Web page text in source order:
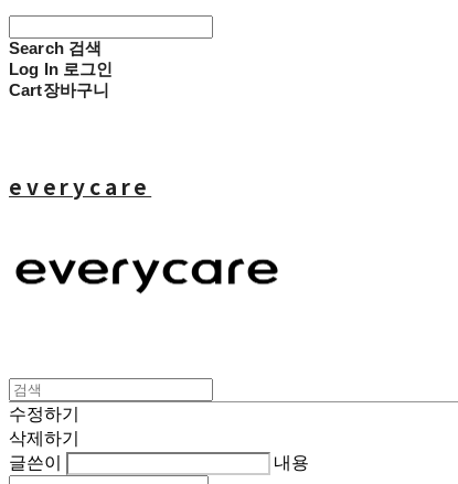
Search 검색
Log In 로그인
Cart장바구니
everycare
수정하기
삭제하기
글쓴이
내용